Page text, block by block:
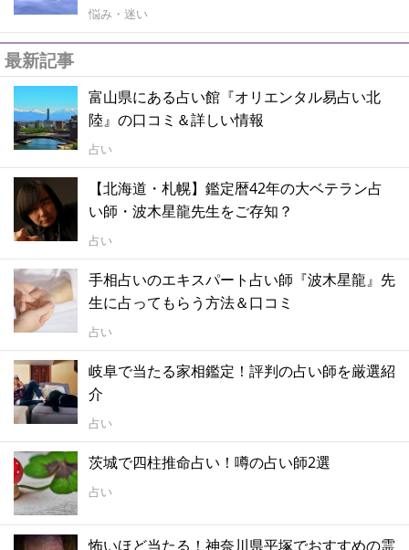
悩み・迷い
最新記事
富山県にある占い館『オリエンタル易占い北
陸』の口コミ＆詳しい情報
占い
【北海道・札幌】鑑定暦42年の大ベテラン占
い師・波木星龍先生をご存知？
占い
手相占いのエキスパート占い師『波木星龍』先
生に占ってもらう方法＆口コミ
占い
岐阜で当たる家相鑑定！評判の占い師を厳選紹
介
占い
茨城で四柱推命占い！噂の占い師2選
占い
怖いほど当たる！神奈川県平塚でおすすめの霊